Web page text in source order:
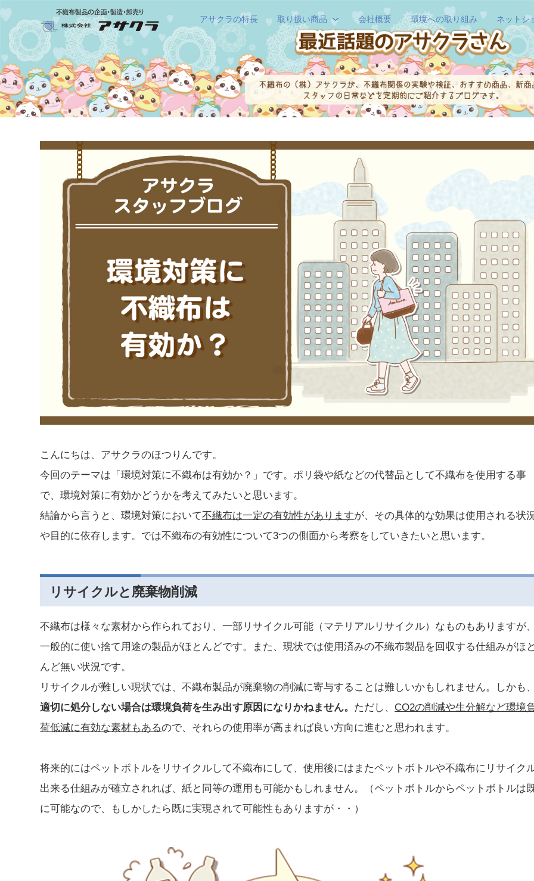
アサクラの特長 取り扱い商品 会社概要 環境への取り組み ネットシ
こんにちは、アサクラのほつりんです。
今回のテーマは「環境対策に不織布は有効か？」です。ポリ袋や紙などの代替品として不織布を使用する事
で、環境対策に有効かどうかを考えてみたいと思います。
結論から言うと、環境対策において不織布は一定の有効性がありますが、その具体的な効果は使用される状
や目的に依存します。では不織布の有効性について3つの側面から考察をしていきたいと思います。
リサイクルと廃棄物削減
不織布は様々な素材から作られており、一部リサイクル可能（マテリアルリサイクル）なものもありますが、
一般的に使い捨て用途の製品がほとんどです。また、現状では使用済みの不織布製品を回収する仕組みがほと
んど無い状況です。
リサイクルが難しい現状では、不織布製品が廃棄物の削減に寄与することは難しいかもしれません。しかも、
適切に処分しない場合は環境負荷を生み出す原因になりかねません。 ただし、 CO2の削減や生分解など環境
荷低減に有効な素材もあるので、それらの使用率が高まれば良い方向に進むと思われます。
将来的にはペットボトルをリサイクルして不織布にして、使用後にはまたペットボトルや不織布にリサイク
出来る仕組みが確立されれば、紙と同等の運用も可能かもしれません。（ペットボトルからペットボトルは
に可能なので、もしかしたら既に実現されて可能性もありますが・・）